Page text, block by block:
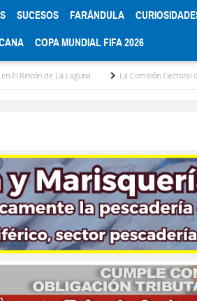
SUCESOS FARÁNDULA
COPA MUNDIAL FIFA 2026
La Comisión Electoral del Colegio de